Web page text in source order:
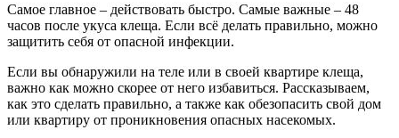
Самое главное – действовать быстро. Самые важные – 48
часов после укуса клеща. Если всё делать правильно, можно
защитить себя от опасной инфекции.
Если вы обнаружили на теле или в своей квартире клеща,
важно как можно скорее от него избавиться. Рассказываем,
как это сделать правильно, а также как обезопасить свой дом
или квартиру от проникновения опасных насекомых.